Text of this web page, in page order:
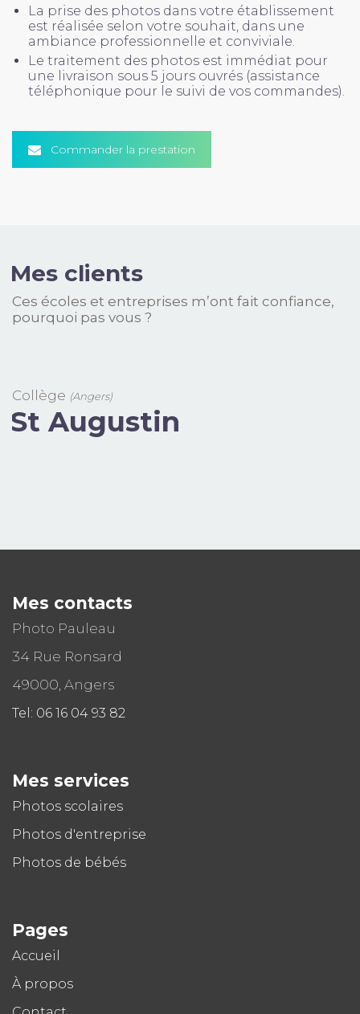
La prise des photos dans votre établissement
est réalisée selon votre souhait, dans une
ambiance professionnelle et conviviale.
Le traitement des photos est immédiat pour
une livraison sous 5 jours ouvrés (assistance
téléphonique pour le suivi de vos commandes).
Commander la prestation
Mes clients
Ces écoles et entreprises m’ont fait confiance,
pourquoi pas vous ?
Collège (Angers)
St Augustin
Mes contacts
Photo Pauleau
34 Rue Ronsard
49000, Angers
Tel: 06 16 04 93 82
Mes services
Photos scolaires
Photos d'entreprise
Photos de bébés
Pages
Accueil
À propos